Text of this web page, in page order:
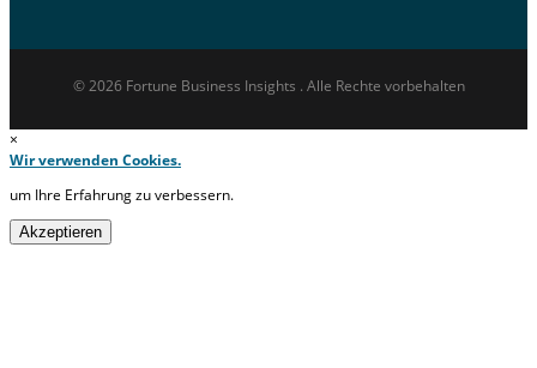
© 2026 Fortune Business Insights . Alle Rechte vorbehalten
×
Wir verwenden Cookies.
um Ihre Erfahrung zu verbessern.
Akzeptieren